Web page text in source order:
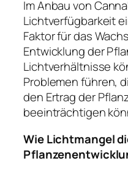
Im Anbau von
Lichtverfügbarkeit
Faktor für das
Entwicklung der
Lichtverhältnisse
Problemen führen,
den Ertrag der
beeinträchtigen
Wie Lichtmangel